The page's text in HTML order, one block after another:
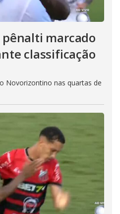
marcado
classificação
Novorizontino nas quartas de